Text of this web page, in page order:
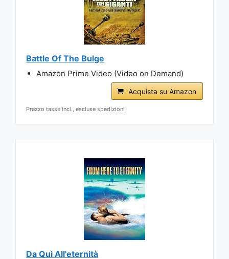
Battle Of The Bulge
Amazon Prime Video (Video on Demand)
Acquista su Amazon
Prezzo tasse incl., escluse spedizioni
Da Qui All'eternità